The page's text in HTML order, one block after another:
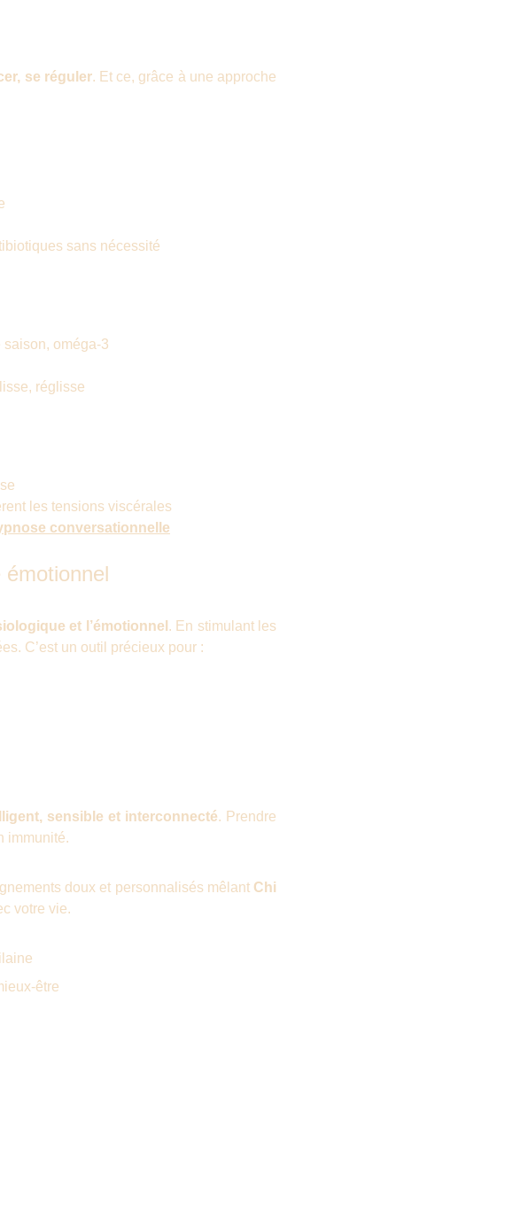
se réguler. Et ce, grâce à une approche
sans nécessité
saison, oméga-3
réglisse
les tensions viscérales
conversationnelle
et l’émotionnel . En stimulant les
C’est un outil précieux pour :
sensible et interconnecté. Prendre
immunité.
doux et personnalisés mêlant Chi
votre vie.
être